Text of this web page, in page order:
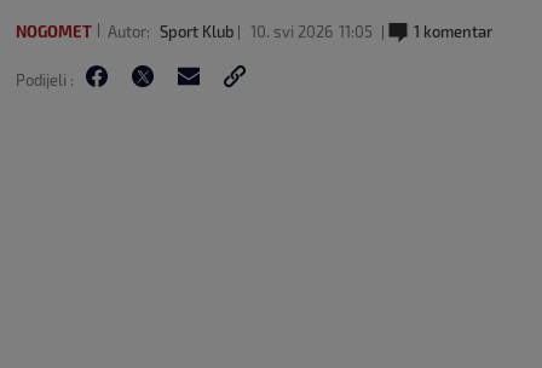
NOGOMET Autor: Sport Klub 10. svi 2026 11:05 1 komentar
Podijeli :